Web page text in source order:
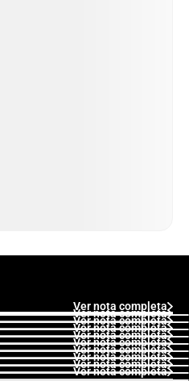
Ver nota completa
Ver nota completa
Ver nota completa
Ver nota completa
Ver nota completa
Ver nota completa
Ver nota completa
Ver nota completa
Ver nota completa
Ver nota completa